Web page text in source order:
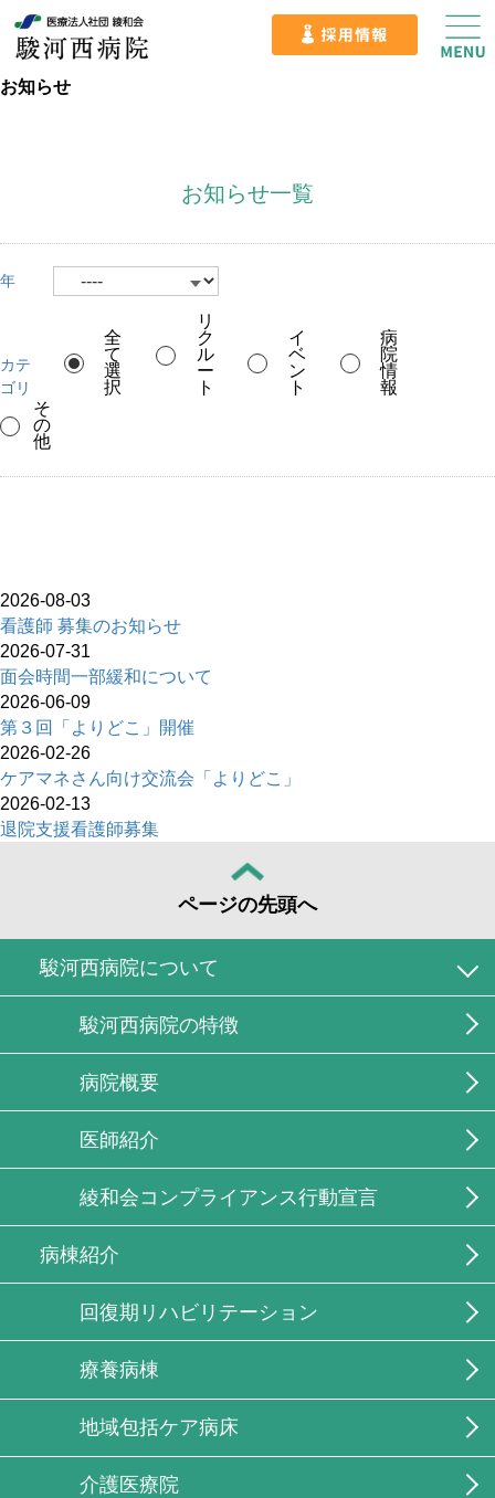
お知らせ
お知らせ一覧
年
カテ
ゴリ
全
て
選
択
リ
ク
ル
ー
ト
イ
ベ
ン
ト
病
院
情
報
そ
の
他
2026-08-03
看護師 募集のお知らせ
2026-07-31
面会時間一部緩和について
2026-06-09
第３回「よりどこ」開催
2026-02-26
ケアマネさん向け交流会「よりどこ」
2026-02-13
退院支援看護師募集
ページの先頭へ
駿河西病院について
駿河西病院の特徴
病院概要
医師紹介
綾和会コンプライアンス行動宣言
病棟紹介
回復期リハビリテーション
療養病棟
地域包括ケア病床
介護医療院